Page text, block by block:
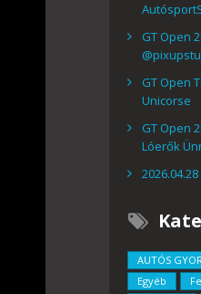
GT Open
GT Open
Unicorse
GT Open
Lóerők
AUTÓS
Egyéb